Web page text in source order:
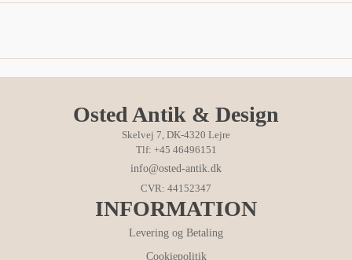
Osted Antik & Design
Skelvej 7, DK-4320 Lejre
Tlf: +45 46496151
info@osted-antik.dk
CVR: 44152347
INFORMATION
Levering og Betaling
Cookiepolitik